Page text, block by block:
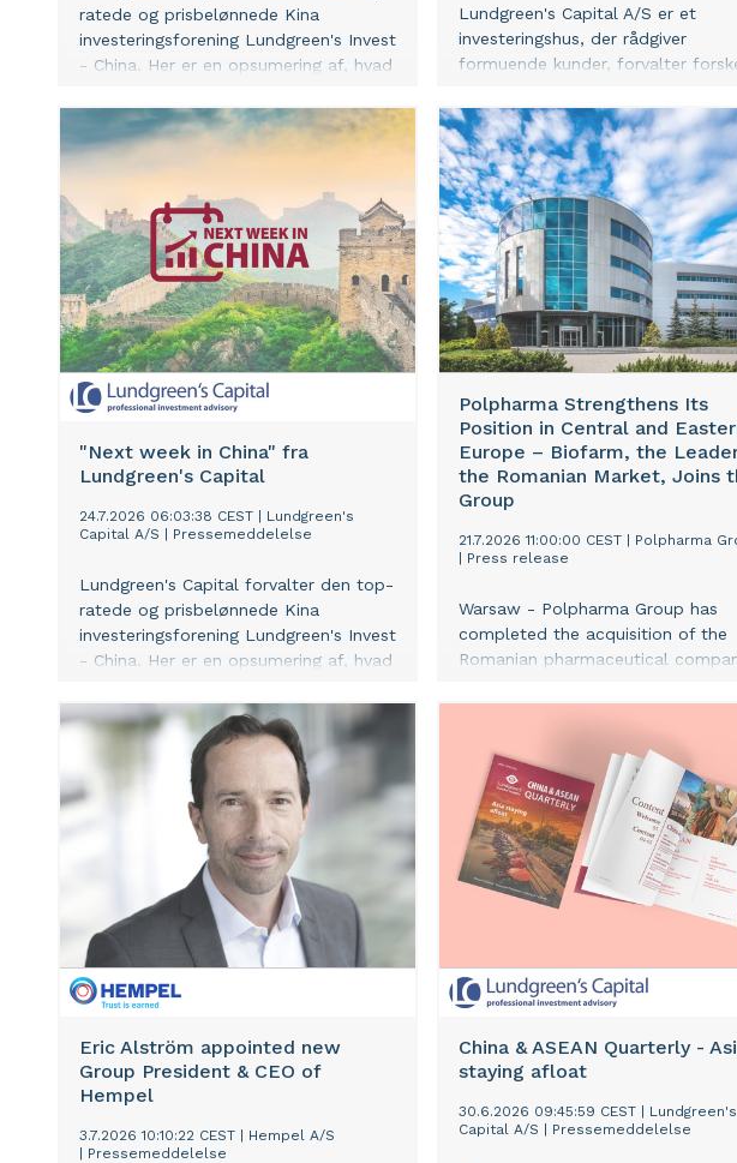
ratede og prisbelønnede Kina
investeringsforening Lundgreen's Invest
- China. Her er en opsumering af, hvad
Kina i den kommende uge, altså et
indblik i nøjagtigt den samme interne
information, som vi bruger i
forvaltningen af vores Kina
investeringsforening.
Lundgreen's Capital A/S er et
investeringshus, der rådgiver
formuende kunder, forvalter
sector kunder og finder
vækstvirksomheder. "Sound
Economies" er en ugentlig
med Mel Lopez cheføkonom for
Sydøstasien hos Lundgreen's
Manila i Filippinerne og Peter
Lundgreen Founding CEO for
Lundgreen's Capital A/S i
Parret diskuterrer forskellige
udviklinger i det globale
som de finder interessante, som
investorer inddrager i deres
Værd at vide er, at alle de temaer,
som Mel og Peter bringer frem
myriaden af elementer, som
vurderinger på, i rådgivningen af
formuende kunder og
"Next week in China" fra
Lundgreen's Capital
24.7.2026 06:03:38 CEST
Lundgreen's
Capital A/S
Pressemeddelelse
Lundgreen's Capital forvalter den top-
ratede og prisbelønnede Kina
investeringsforening Lundgreen's Invest
- China. Her er en opsumering af, hvad
Kina i den kommende uge, altså et
indblik i nøjagtigt den samme interne
information, som vi bruger i
forvaltningen af vores Kina
investeringsforening.
Polpharma Strengthens Its
Position in Central and
Europe – Biofarm, the
the Romanian Market, Joins
Group
21.7.2026 11:00:00 CEST
Polpharma
Press release
Warsaw - Polpharma Group has
completed the acquisition of the
Romanian pharmaceutical
step in the execution of the
position in Central and Eastern
Europe. With Biofarm joining the
Group, Polpharma is expanding
scale of its operations,
presence in key regional markets,
creating new opportunities to
patients’ access to trusted
Eric Alström appointed new
Group President & CEO of
Hempel
3.7.2026 10:10:22 CEST
Hempel A/S
Pressemeddelelse
China & ASEAN Quarterly -
staying afloat
30.6.2026 09:45:59 CEST
Lundgreen's
Capital A/S
Pressemeddelelse